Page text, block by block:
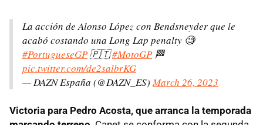
La acción de Alonso López con Bendsneyder que le
acabó costando una Long Lap penalty 🧐
#PortugueseGP🇵🇹#MotoGP🏁
pic.twitter.com/de2salbrKG
— DAZN España (@DAZN_ES) March 26, 2023
Victoria para Pedro Acosta, que arranca la temporada